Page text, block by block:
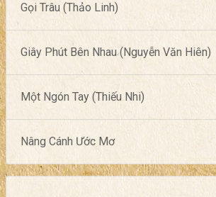
Gọi Trâu (Thảo Linh)
Giây Phút Bên Nhau (Nguyễn Văn Hiên)
Một Ngón Tay (Thiếu Nhi)
Nâng Cánh Ước Mơ